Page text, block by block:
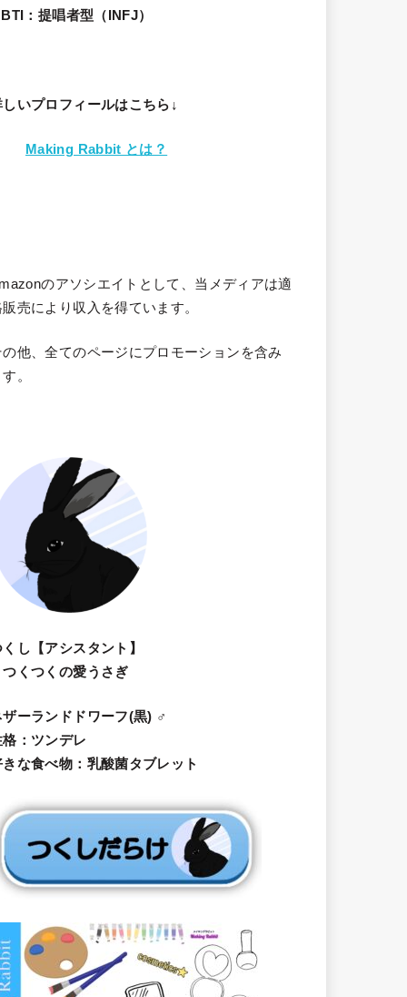
：提唱者型（INFJ）
しいプロフィールはこちら↓
Making Rabbit とは？
のアソシエイトとして、当メディアは適
販売により収入を得ています。
の他、全てのページにプロモーションを含み
。
くし【アシスタント】
つくつくの愛うさぎ
ザーランドドワーフ(黒) ♂
格：ツンデレ
きな食べ物：乳酸菌タブレット